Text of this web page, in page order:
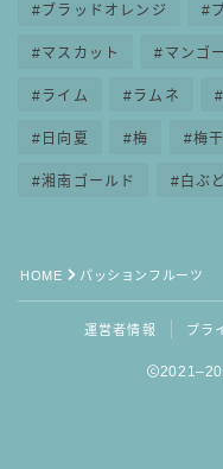
ブラッドオレンジ
マスカット マンゴー
ライム ラムネ
日向夏 梅 梅
湘南ゴールド 白ぶ
HOME パッションフルーツ
運営者情報 プラ